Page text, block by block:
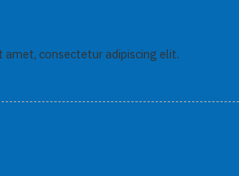
amet, consectetur adipiscing elit.